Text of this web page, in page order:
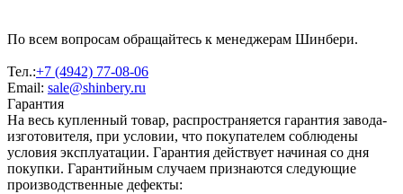
По всем вопросам обращайтесь к менеджерам Шинбери.
Тел.:+7 (4942) 77-08-06
Email: sale@shinbery.ru
Гарантия
На весь купленный товар, распространяется гарантия завода-
изготовителя, при условии, что покупателем соблюдены
условия эксплуатации. Гарантия действует начиная со дня
покупки. Гарантийным случаем признаются следующие
производственные дефекты: